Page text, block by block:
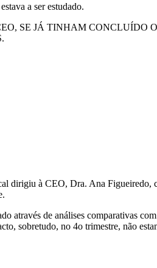
a ser estudado.
SE JÁ TINHAM CONCLUÍDO
dirigiu à CEO, Dra. Ana
através de análises comparativas
sobretudo, no 4o trimestre, não